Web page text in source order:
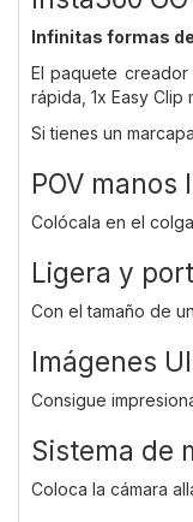
Infinitas formas
El paquete
rápida, 1x Easy
Si tienes un
POV manos
Colócala en el
Ligera y
Con el tamaño de
Imágenes
Consigue
Sistema de
Coloca la cámara